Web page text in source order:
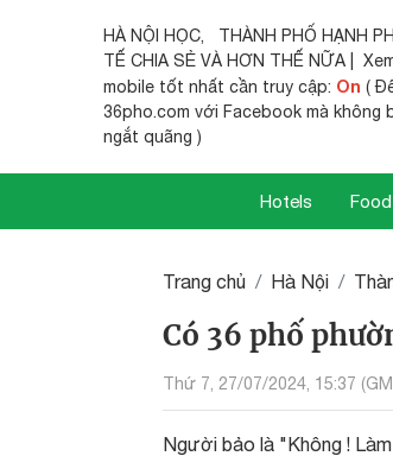
HÀ NỘI HỌC, THÀNH PHỐ HẠNH
TẾ CHIA SẺ VÀ HƠN THẾ NỮA |
mobile tốt nhất cần truy cập: On (
36pho.com với Facebook mà không
ngắt quãng )
Hotels Food
Trang chủ Hà Nội
Có 36 phố
Thứ 7, 27/07/2024, 15:37
Người bảo là "Không !